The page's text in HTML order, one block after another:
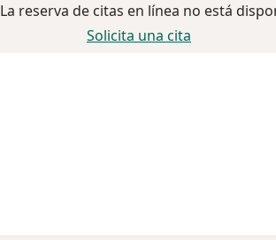
La reserva de citas en línea no está
Solicita una cita